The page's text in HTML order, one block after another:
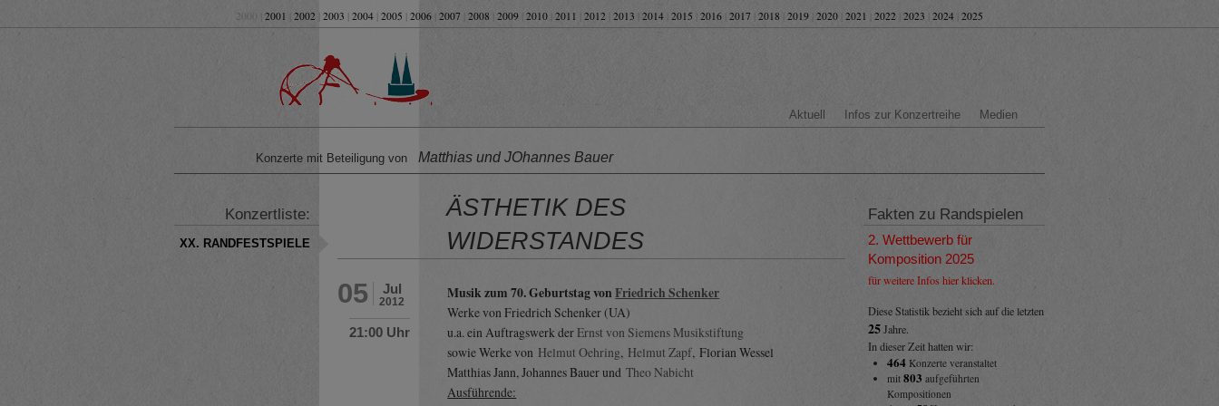
2000 | 2001 2002 2003 2004 2005 2006 2007 2008 2009 2010 2011 2012 2013 2014 2015 2016 2017 2018 2019 2020 2021 2022 2023 2024 2025
Aktuell Infos zur Konzertreihe Medien
Konzerte mit Beteiligung von Matthias und JOhannes Bauer
ÄSTHETIK DES
WIDERSTANDES
Jul
2012
05
21:00 Uhr
Musik zum 70. Geburtstag vonFriedrich Schenker
Werke von Friedrich Schenker (UA)
u.a. ein Auftragswerk der Ernst von Siemens Musikstiftung
sowie Werke von Helmut Oehring, Helmut Zapf, Florian Wessel
Matthias Jann, Johannes Bauer undTheo Nabicht
Ausführende:
Konzertliste:
XX. RANDFESTSPIELE
Fakten zu Randspielen
2. Wettbewerb für
Komposition 2025
für weitere Infos hier klicken.
Diese Statistik bezieht sich auf die letzten
25Jahre.
In dieser Zeit hatten wir:
464Konzerte veranstaltet
mit 803 aufgeführten
Kompositionen